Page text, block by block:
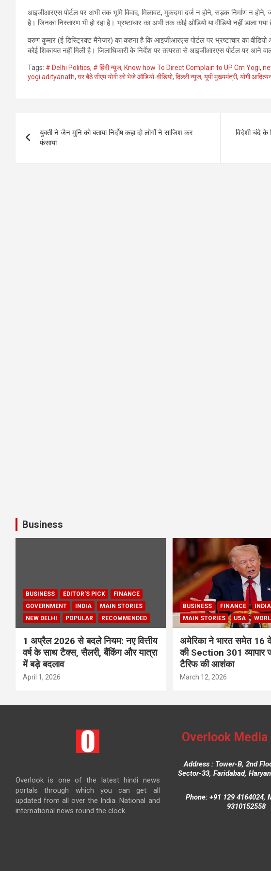
आइजीआरएस पोर्टल पर अभी तक भूमि विवाद, मिलावट, मुकदमा दर्ज न होने, सड़क निर्माण न
है। जिनका निस्तारण भी हो रहा है। भ्रष्टाचार का अभी तक कोई ओडियो या वीडियो नहीं डाला गया
वरुण कुमार (ई डिस्ट्रिक्ट मैनेजर) का कहना है कि आइजीआरएस पोर्टल पर भ्रष्टाचार का
कोई शिकायत नहीं मिली है। जिलाधिकारी के निर्देश पर तत्परता से आइजीआरएस पोर्टल पर आने
Tags: # Delhi Politics, # हिंदी न्यूज, Know how To Direct Complain to UP Cm Yogi,
yogi adityanath, घर बैठे सीएम योगी को भेजे ऑडियो-वीडियो, दिल्ली न्यूज, यूपी मुख्यमंत्री, योगी
navigation
युवती ने जैन मुनि को बताया निर्दोष कहा दो लोगों ने साजिश कर
फंसाया
विदेशी चंदे के
Business
BUSINESS EDITOR'S PICK
FINANCE
GOVERNMENT
INDIA
MAIN STORIES
NEW DELHI
POPULAR RECOMMENDED
1 अप्रैल 2026 से बदले नियम: नए वित्तीय
वर्ष के साथ टैक्स, सैलरी, बैंकिंग और यात्रा
में बड़े बदलाव
April 1, 2026
BUSINESS FINANCE
INDIA
MAIN STORIES
USA
अमेरिका ने भारत समेत 16
की Section 301 व्यापार
टैरिफ की आशंका
March 12, 2026
Overlook is one of the latest hindi news
portals through which you can get all
updated from all over the India. National and
international news round the clock.
Overlook Media
Address : Tower-B, 2nd
Sector-33, Faridabad,
Phone: +91 129 4164024,
9310152558